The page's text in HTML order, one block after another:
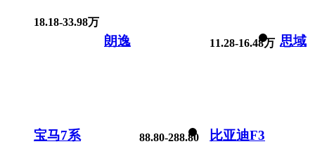
18.18-33.98万
朗逸 11.28-16.48万 思域
宝马7系
88.80-288.80
比亚迪F3